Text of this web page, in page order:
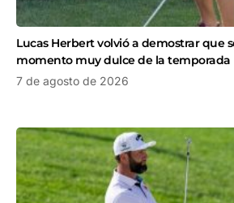
Lucas Herbert volvió a demostrar que
momento muy dulce de la temporada
7 de agosto de 2026